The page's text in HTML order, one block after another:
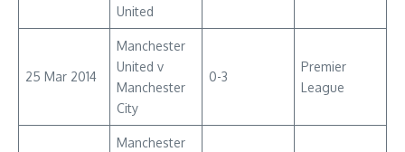
United
25 Mar 2014
Manchester
United v
Manchester
City
0-3
Premier
League
Manchester